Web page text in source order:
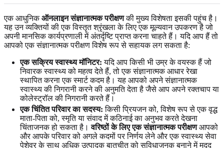
एक आधुनिकऑनलाइन संज्ञानात्मक परीक्षणकी मुख्य विशेषता इसकी पहुंच है।
यह उन व्यक्तियों की एक विस्तृत श्रृंखला के लिए एक मूल्यवान उपकरण है जो
अपनी मानसिक कार्यप्रणाली में अंतर्दृष्टि प्राप्त करना चाहते हैं। यदि आप हैं तो
आपको एक संज्ञानात्मक परीक्षण विशेष रूप से सहायक लग सकता है:
एक सक्रिय स्वास्थ्य मॉनिटर: यदि आप किसी भी उम्र के वयस्क हैं जो
निवारक स्वास्थ्य को महत्व देते हैं, तो एक संज्ञानात्मक आधार रेखा
स्थापित करना एक स्मार्ट कदम है। यह आपको अपने संज्ञानात्मक
स्वास्थ्य की निगरानी करने की अनुमति देता है जैसे आप अपने रक्तचाप या
कोलेस्ट्रॉल की निगरानी करते हैं।
एक चिंतित परिवार का सदस्य: किसी प्रियजन को, विशेष रूप से एक वृद्ध
माता-पिता को, स्मृति या संवाद में कठिनाई का अनुभव करते देखना
चिंताजनक हो सकता है।वरिष्ठों के लिए एक संज्ञानात्मक परीक्षणआपको
और आपके परिवार को अगले कदमों पर निर्णय लेने और एक स्वास्थ्य सेवा
पेशेवर के साथ अधिक उत्पादक बातचीत को सुविधाजनक बनाने में मदद